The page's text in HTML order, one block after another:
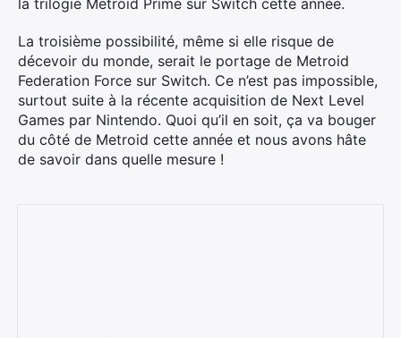
la trilogie Metroid Prime sur Switch cette année.
La troisième possibilité, même si elle risque de
décevoir du monde, serait le portage de Metroid
Federation Force sur Switch. Ce n’est pas impossible,
surtout suite à la récente acquisition de Next Level
Games par Nintendo. Quoi qu’il en soit, ça va bouger
du côté de Metroid cette année et nous avons hâte
de savoir dans quelle mesure !
Rechercher
: